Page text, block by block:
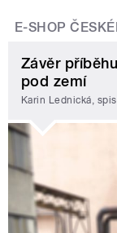
E-SHOP
Závěr
pod zemí
Karin Lednická,